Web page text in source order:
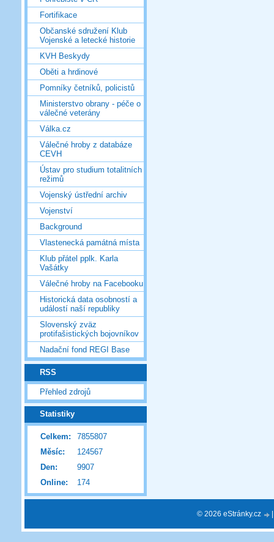
Fortifikace
Občanské sdružení Klub
Vojenské a letecké historie
KVH Beskydy
Oběti a hrdinové
Pomníky četníků, policistů
Ministerstvo obrany - péče o
válečné veterány
Válka.cz
Válečné hroby z databáze
CEVH
Ústav pro studium totalitních
režimů
Vojenský ústřední archiv
Vojenství
Background
Vlastenecká památná místa
Klub přátel pplk. Karla
Vašátky
Válečné hroby na Facebooku
Historická data osobností a
událostí naší republiky
Slovenský zväz
protifašistických bojovníkov
Nadační fond REGI Base
RSS
Přehled zdrojů
Statistiky
Online: 174
Celkem:
7855807
Měsíc:
124567
Den:
9907
© 2026 eStránky.cz